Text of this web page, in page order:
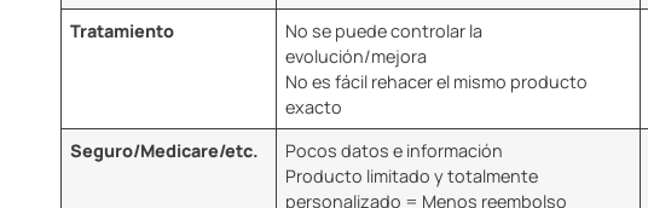
Tratamiento
No se puede controlar la
evolución/mejora
No es fácil rehacer el mismo producto
exacto
Seguro/Medicare/etc.
Pocos datos e información
Producto limitado y totalmente
personalizado = Menos reembolso